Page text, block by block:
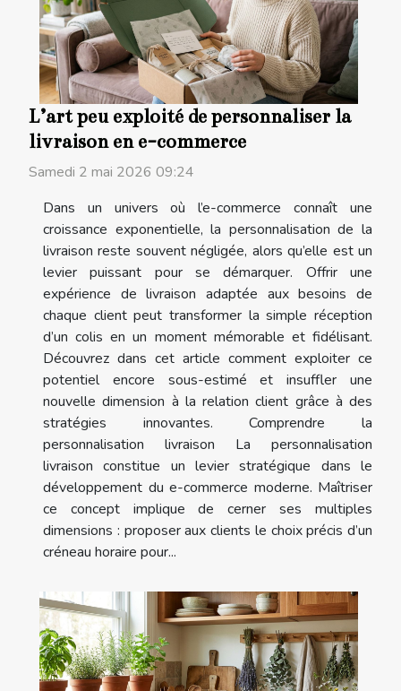
L’art peu exploité de personnaliser la
livraison en e-commerce
Samedi 2 mai 2026 09:24
Dans un univers où l’e-commerce connaît une
croissance exponentielle, la personnalisation de la
livraison reste souvent négligée, alors qu’elle est un
levier puissant pour se démarquer. Offrir une
expérience de livraison adaptée aux besoins de
chaque client peut transformer la simple réception
d’un colis en un moment mémorable et fidélisant.
Découvrez dans cet article comment exploiter ce
potentiel encore sous-estimé et insuffler une
nouvelle dimension à la relation client grâce à des
stratégies innovantes. Comprendre la
personnalisation livraison La personnalisation
livraison constitue un levier stratégique dans le
développement du e-commerce moderne. Maîtriser
ce concept implique de cerner ses multiples
dimensions : proposer aux clients le choix précis d’un
créneau horaire pour...